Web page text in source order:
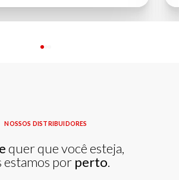
NOSSOS DISTRIBUIDORES
quer que você esteja,
estamos por perto.